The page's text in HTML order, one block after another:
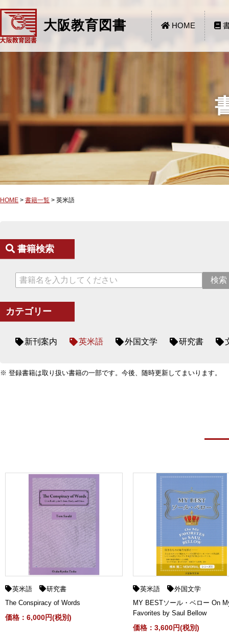
大阪教育図書 HOME
HOME > 書籍一覧 > 英米語
書籍検索
カテゴリー
新刊案内 英米語 外国文学 研究書
※ 登録書籍は取り扱い書籍の一部です。今後、随時更新してまいります。
英米語
研究書
The Conspiracy of Words
価格：6,000円(税別)
英米語
外国文学
MY BESTソール・ベロー On
Favorites by Saul Bellow
価格：3,600円(税別)